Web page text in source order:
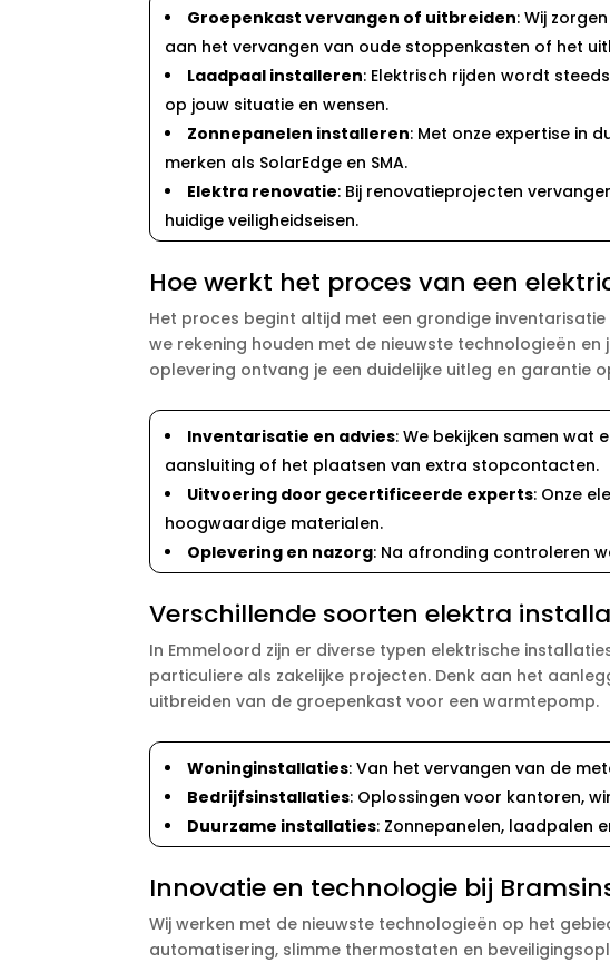
Groepenkast vervangen of uitbreiden: Wij
aan het vervangen van oude stoppenkasten of het
Laadpaal installeren: Elektrisch rijden wordt
op jouw situatie en wensen.
Zonnepanelen installeren: Met onze expertise in
merken als SolarEdge en SMA.
Elektra renovatie: Bij renovatieprojecten
huidige veiligheidseisen.
Hoe werkt het proces van een
Het proces begint altijd met een grondige
we rekening houden met de nieuwste technologieën
oplevering ontvang je een duidelijke uitleg en garantie
Inventarisatie en advies: We bekijken samen wat
aansluiting of het plaatsen van extra stopcontacten.
Uitvoering door gecertificeerde experts: Onze
hoogwaardige materialen.
Oplevering en nazorg: Na afronding controleren
Verschillende soorten elektra
In Emmeloord zijn er diverse typen elektrische
particuliere als zakelijke projecten. Denk aan het
uitbreiden van de groepenkast voor een warmtepomp.
Woninginstallaties: Van het vervangen van de
Bedrijfsinstallaties: Oplossingen voor kantoren,
Duurzame installaties: Zonnepanelen, laadpalen
Innovatie en technologie bij
Wij werken met de nieuwste technologieën op het
automatisering, slimme thermostaten en